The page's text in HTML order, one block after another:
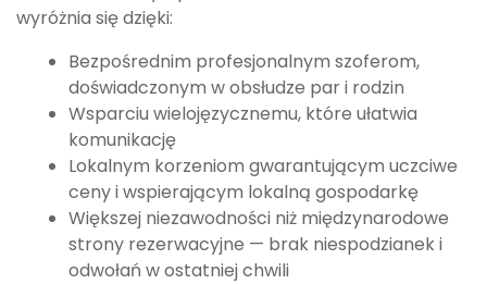
wyróżnia się dzięki:
Bezpośrednim profesjonalnym szoferom,
doświadczonym w obsłudze par i rodzin
Wsparciu wielojęzycznemu, które ułatwia
komunikację
Lokalnym korzeniom gwarantującym uczciwe
ceny i wspierającym lokalną gospodarkę
Większej niezawodności niż międzynarodowe
strony rezerwacyjne — brak niespodzianek i
odwołań w ostatniej chwili